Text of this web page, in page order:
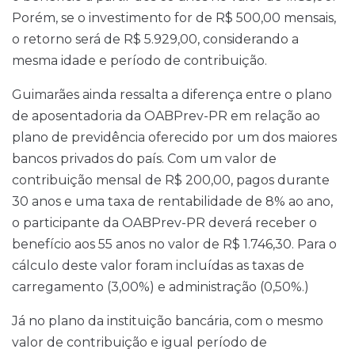
Porém, se o investimento for de R$ 500,00 mensais,
o retorno será de R$ 5.929,00, considerando a
mesma idade e período de contribuição.
Guimarães ainda ressalta a diferença entre o plano
de aposentadoria da OABPrev-PR em relação ao
plano de previdência oferecido por um dos maiores
bancos privados do país. Com um valor de
contribuição mensal de R$ 200,00, pagos durante
30 anos e uma taxa de rentabilidade de 8% ao ano,
o participante da OABPrev-PR deverá receber o
benefício aos 55 anos no valor de R$ 1.746,30. Para o
cálculo deste valor foram incluídas as taxas de
carregamento (3,00%) e administração (0,50%.)
Já no plano da instituição bancária, com o mesmo
valor de contribuição e igual período de